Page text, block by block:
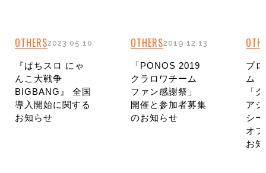
OTHERS2023.05.10
『ぱちスロ にゃ
んこ大戦争
BIGBANG』 全国
導入開始に関する
お知らせ
OTHERS2019.12.13
「PONOS 2019
クラロワチーム
ファン感謝祭」
開催と参加者募集
のお知らせ
プ
ム
「
ア
シ
オ
お